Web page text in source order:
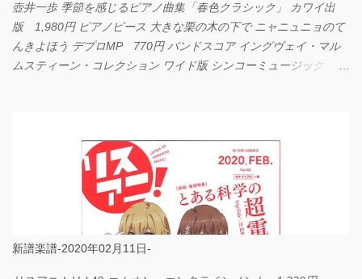
壺井一歩 季節を感じるピアノ曲集「春色クラシック」 カワイ出
版 1,980円 ピアノピース 大きな栗の木の下で ニャニュニョのて
んきよほう デプロMP 770円 バンドスコア イングヴェイ・マル
ムスティーン・コレクション ワイド版 シンコーミュージック
新譜楽譜-2020年02月11日-